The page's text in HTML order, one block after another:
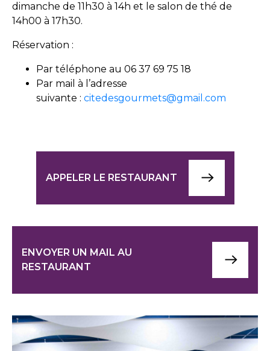
dimanche de 11h30 à 14h et le salon de thé de
14h00 à 17h30.
Réservation :
Par téléphone au 06 37 69 75 18
Par mail à l’adresse
suivante : citedesgourmets@gmail.com
APPELER LE RESTAURANT
ENVOYER UN MAIL AU
RESTAURANT